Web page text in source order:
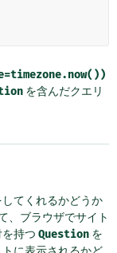
を含んだクエリ
てくれるかどうか
、ブラウザでサイト
持つ Question を